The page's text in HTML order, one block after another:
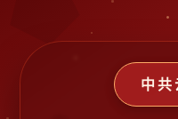
中共